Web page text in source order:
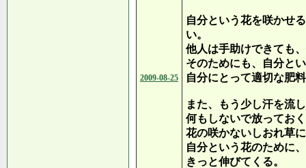
2009-08-25
自分という花を咲かせ
い。
他人は手助けできても
そのためにも、自分と
自分にとって適切な肥
また、もう少し汗を流
何もしないで放ってお
花の咲かないしおれ草
自分という花のために
きっと伸びてくる。